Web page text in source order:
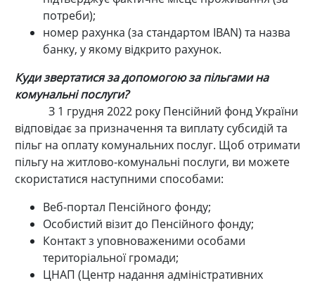
потреби);
номер рахунка (за стандартом IBAN) та назва
банку, у якому відкрито рахунок.
Куди звертатися за допомогою за пільгами на
комунальні послуги?
З 1 грудня 2022 року Пенсійний фонд України
відповідає за призначення та виплату субсидій та
пільг на оплату комунальних послуг. Щоб отримати
пільгу на житлово-комунальні послуги, ви можете
скористатися наступними способами:
Веб-портал Пенсійного фонду;
Особистий візит до Пенсійного фонду;
Контакт з уповноваженими особами
територіальної громади;
ЦНАП (Центр надання адміністративних